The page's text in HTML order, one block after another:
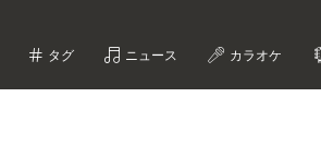
タグ ニュース カラオケ